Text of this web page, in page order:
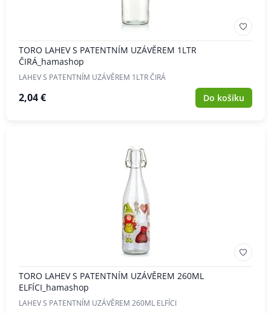
TORO LAHEV S PATENTNÍM UZÁVĚREM 1LTR
ČIRÁ_hamashop
LAHEV S PATENTNÍM UZÁVĚREM 1LTR ČIRÁ
2,04 € Do košíku
TORO LAHEV S PATENTNÍM UZÁVĚREM 260ML
ELFÍCI_hamashop
LAHEV S PATENTNÍM UZÁVĚREM 260ML ELFÍCI